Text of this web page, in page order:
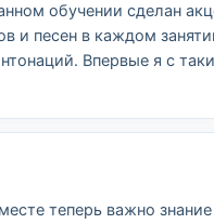
обучении сделан
песен в каждом
Впервые я с
теперь важно